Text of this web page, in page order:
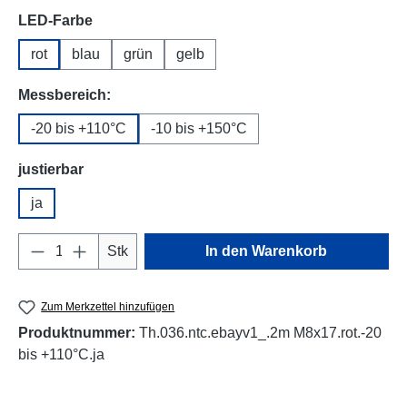
LED-Farbeauswählen
rot blau grün gelb
Messbereich:
-20 bis +110°C -10 bis +150°C
justierbarauswählen
ja
Produkt Anzahl: Gib den gewünschten
Stk In den Warenkorb
Zum Merkzettel hinzufügen
Produktnummer: Th.036.ntc.ebayv1_.2m M8x17.rot.-20
bis +110°C.ja